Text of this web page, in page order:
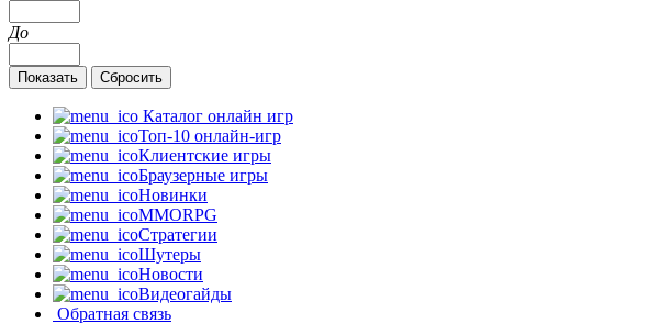
До
Каталог онлайн игр
Топ-10 онлайн-игр
Клиентские игры
Браузерные игры
Новинки
MMORPG
Стратегии
Шутеры
Новости
Видеогайды
Обратная связь